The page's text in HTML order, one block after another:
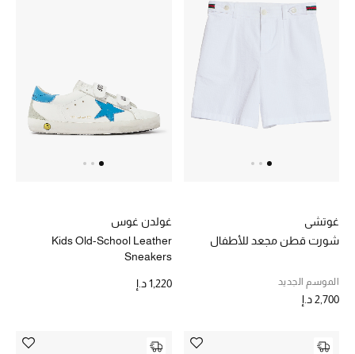
غوتشي
شورت قطن مجعد للأطفال
الموسم الجديد
2,700 د.إ
غولدن غوس
Kids Old-School Leather
Sneakers
1,220 د.إ